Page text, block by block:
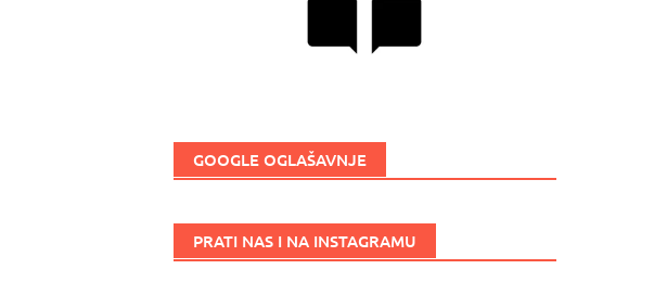
GOOGLE OGLAŠAVNJE
PRATI NAS I NA INSTAGRAMU